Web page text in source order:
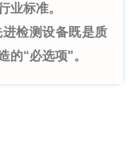
业标准。
检测设备既是质
的“必选项"。